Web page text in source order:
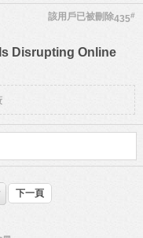
435#
該用戶已被刪除
Disrupting Online
下一頁